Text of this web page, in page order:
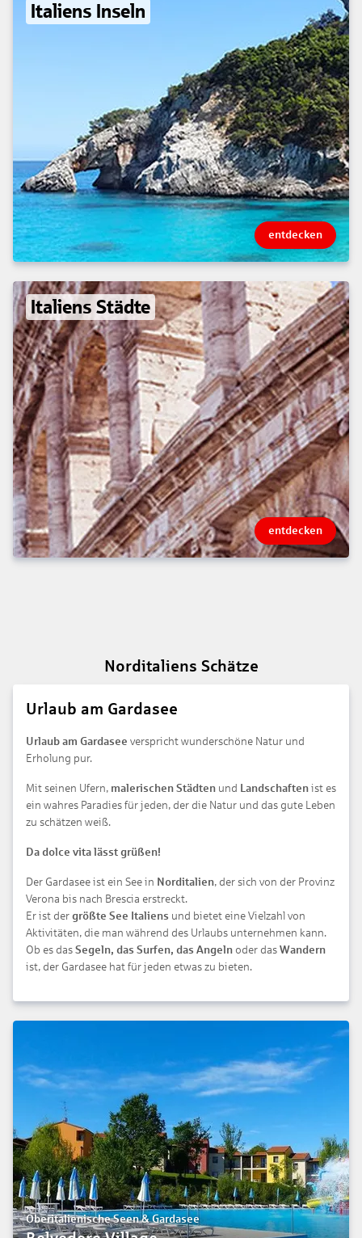
Italiens Inseln
entdecken
Italiens Städte
entdecken
Norditaliens Schätze
Urlaub am Gardasee
Urlaub am Gardasee verspricht wunderschöne Natur und
Erholung pur.
Mit seinen Ufern, malerischen Städten und Landschaften ist es
ein wahres Paradies für jeden, der die Natur und das gute Leben
zu schätzen weiß.
Da dolce vita lässt grüßen!
Der Gardasee ist ein See in Norditalien, der sich von der Provinz
Verona bis nach Brescia erstreckt.
Er ist der größte See Italiens und bietet eine Vielzahl von
Aktivitäten, die man während des Urlaubs unternehmen kann.
Ob es das Segeln, das Surfen, das Angeln oder das Wandern
ist, der Gardasee hat für jeden etwas zu bieten.
Oberitalienische Seen & Gardasee